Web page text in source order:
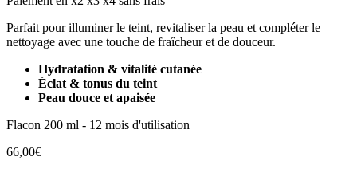
Parfait pour illuminer le teint, revitaliser la peau et compléter le
nettoyage avec une touche de fraîcheur et de douceur.
Hydratation & vitalité cutanée
Éclat & tonus du teint
Peau douce et apaisée
Flacon 200 ml - 12 mois d'utilisation
66,00€